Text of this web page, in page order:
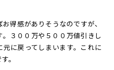
得感がありそうなのですが、
３００万や５００万値引きし
に戻ってしまいます。これに
。